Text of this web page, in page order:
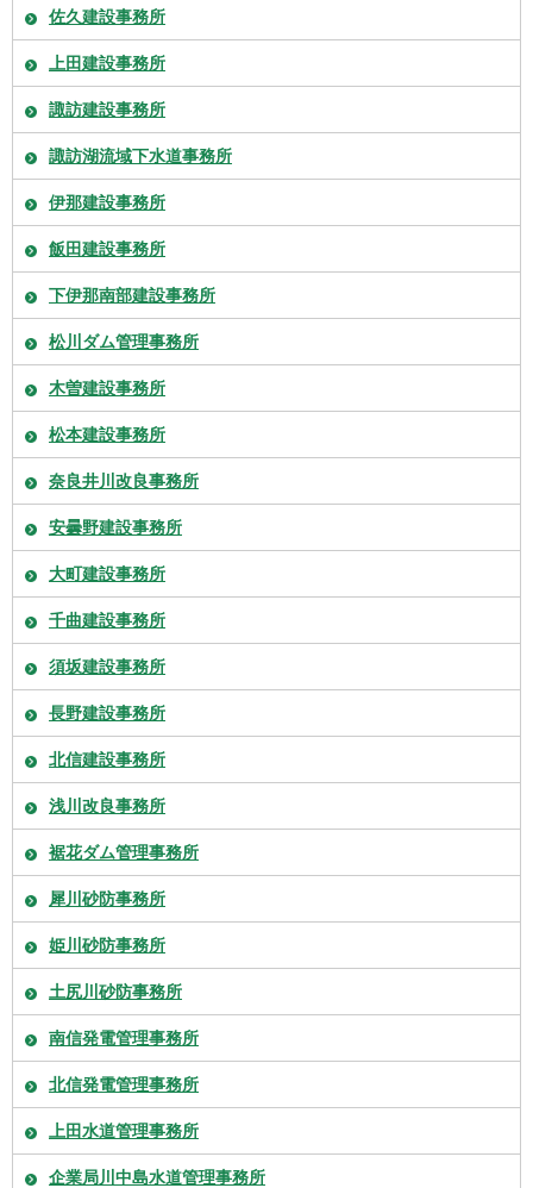
佐久建設事務所
上田建設事務所
諏訪建設事務所
諏訪湖流域下水道事務所
伊那建設事務所
飯田建設事務所
下伊那南部建設事務所
松川ダム管理事務所
木曽建設事務所
松本建設事務所
奈良井川改良事務所
安曇野建設事務所
大町建設事務所
千曲建設事務所
須坂建設事務所
長野建設事務所
北信建設事務所
浅川改良事務所
裾花ダム管理事務所
犀川砂防事務所
姫川砂防事務所
土尻川砂防事務所
南信発電管理事務所
北信発電管理事務所
上田水道管理事務所
企業局川中島水道管理事務所